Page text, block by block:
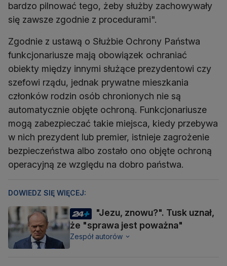
bardzo pilnować tego, żeby służby zachowywały
się zawsze zgodnie z procedurami".
Zgodnie z ustawą o Służbie Ochrony Państwa
funkcjonariusze mają obowiązek ochraniać
obiekty między innymi służące prezydentowi czy
szefowi rządu, jednak prywatne mieszkania
członków rodzin osób chronionych nie są
automatycznie objęte ochroną. Funkcjonariusze
mogą zabezpieczać takie miejsca, kiedy przebywa
w nich prezydent lub premier, istnieje zagrożenie
bezpieczeństwa albo zostało ono objęte ochroną
operacyjną ze względu na dobro państwa.
DOWIEDZ SIĘ WIĘCEJ:
"Jezu, znowu?". Tusk uznał,
że "sprawa jest poważna"
Zespół autorów